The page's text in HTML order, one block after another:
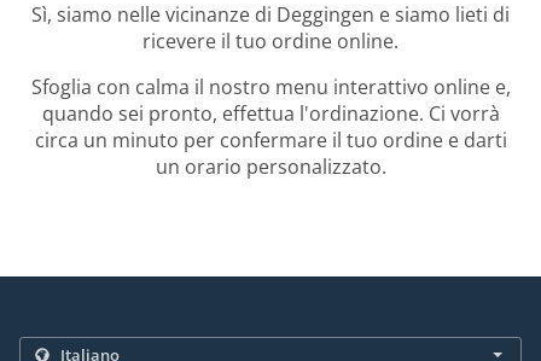
Sì, siamo nelle vicinanze di Deggingen e siamo lieti di
ricevere il tuo ordine online.
Sfoglia con calma il nostro menu interattivo online e,
quando sei pronto, effettua l'ordinazione. Ci vorrà
circa un minuto per confermare il tuo ordine e darti
un orario personalizzato.